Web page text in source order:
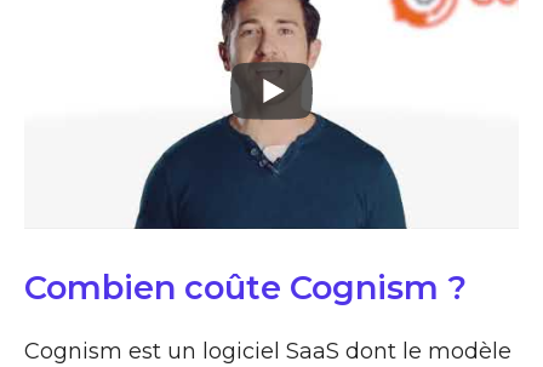
Combien coûte Cognism ?
Cognism est un logiciel SaaS dont le modèle